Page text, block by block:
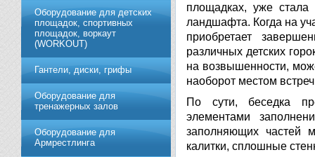
площадках, уже
ландшафта. Когда на
приобретает
различных детских
на возвышенности,
наоборот местом
По сути, беседка
элементами
заполняющих частей
калитки, сплошные
Оборудование для детских
площадок, спортивных
площадок, воркаут
(WORKOUT)
Гантели, диски, грифы
Обoрудoвание для
трeнажерных залoв
Оборудование для
Армрестлинга